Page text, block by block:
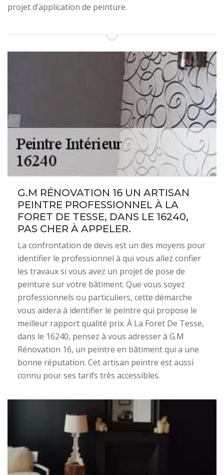
projet d’application de peinture.
G.M RÉNOVATION 16 UN ARTISAN
PEINTRE PROFESSIONNEL À LA
FORET DE TESSE, DANS LE 16240,
PAS CHER À APPELER.
La confrontation de devis est un des moyens pour
identifier le professionnel à qui vous allez confier
les travaux si vous avez un projet de pose de
peinture sur votre bâtiment. Que vous soyez
professionnels ou particuliers, cette démarche
vous aidera à identifier le peintre qui propose le
meilleur rapport qualité prix. À La Foret De Tesse,
dans le 16240, pensez à vous adresser à G.M
Rénovation 16, un peintre en bâtiment qui a une
bonne réputation. Cet artisan peintre est aussi
connu pour ses tarifs très accessibles.